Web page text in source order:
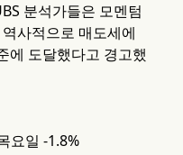
분석가들은 모멘텀
사적으로 매도세에
에 도달했다고 경고했
요일 -1.8%